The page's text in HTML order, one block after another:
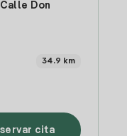
Don
34.9 km
cita